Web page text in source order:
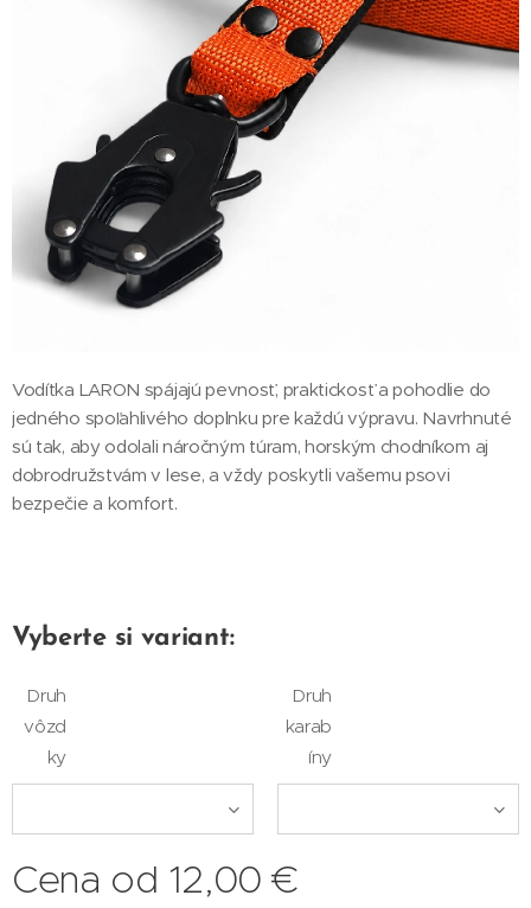
Vodítka LARON spájajú pevnosť, praktickosť a pohodlie do
jedného spoľahlivého doplnku pre každú výpravu. Navrhnuté
sú tak, aby odolali náročným túram, horským chodníkom aj
dobrodružstvám v lese, a vždy poskytli vašemu psovi
bezpečie a komfort.
Vyberte si variant:
Druh
vôzd
ky
Druh
karab
íny
Cena od 12,00 €